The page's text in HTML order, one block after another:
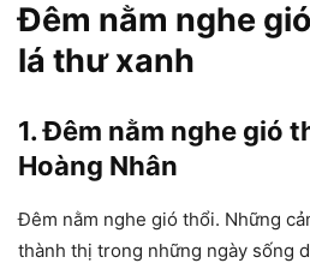
Đêm nằm nghe
lá thư xanh
1. Đêm nằm nghe gió
Hoàng Nhân
Đêm nằm nghe gió thổi. Những
thành thị trong những ngày sống